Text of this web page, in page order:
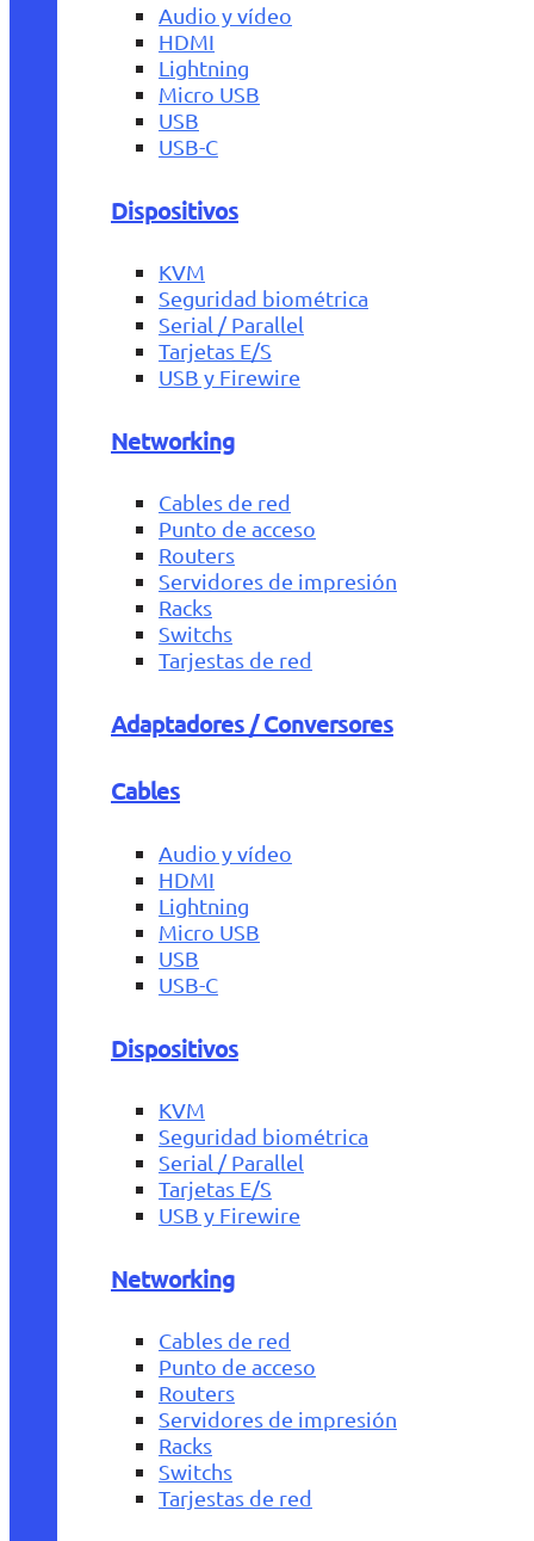
Audio y vídeo
HDMI
Lightning
Micro USB
USB
USB-C
Dispositivos
KVM
Seguridad biométrica
Serial / Parallel
Tarjetas E/S
USB y Firewire
Networking
Cables de red
Punto de acceso
Routers
Servidores de impresión
Racks
Switchs
Tarjestas de red
Adaptadores / Conversores
Cables
Audio y vídeo
HDMI
Lightning
Micro USB
USB
USB-C
Dispositivos
KVM
Seguridad biométrica
Serial / Parallel
Tarjetas E/S
USB y Firewire
Networking
Cables de red
Punto de acceso
Routers
Servidores de impresión
Racks
Switchs
Tarjestas de red